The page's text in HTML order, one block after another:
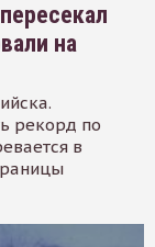
на
рекорд по
в